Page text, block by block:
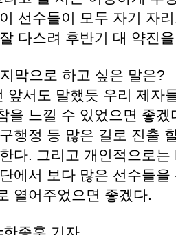
선수들이 모두 자기 자
다스려 후반기 대 약진
막으로 하고 싶은 말은?
앞서도 말했듯 우리 제자
을 느낄 수 있었으면 좋
행정 등 많은 길로 진출
다. 그리고 개인적으로
에서 보다 많은 선수들
열어주었으면 좋겠다.